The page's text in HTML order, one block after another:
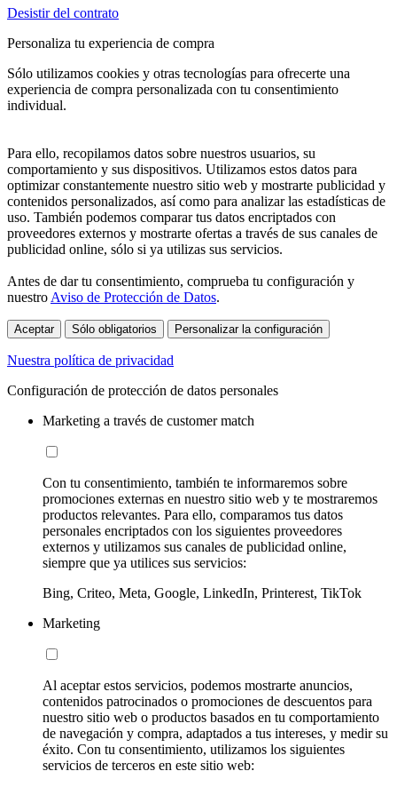
Desistir del contrato
Personaliza tu experiencia de compra
Sólo utilizamos cookies y otras tecnologías para ofrecerte una
experiencia de compra personalizada con tu consentimiento
individual.
Para ello, recopilamos datos sobre nuestros usuarios, su
comportamiento y sus dispositivos. Utilizamos estos datos para
optimizar constantemente nuestro sitio web y mostrarte publicidad y
contenidos personalizados, así como para analizar las estadísticas de
uso. También podemos comparar tus datos encriptados con
proveedores externos y mostrarte ofertas a través de sus canales de
publicidad online, sólo si ya utilizas sus servicios.
Antes de dar tu consentimiento, comprueba tu configuración y
nuestro Aviso de Protección de Datos.
Aceptar Sólo obligatorios Personalizar la configuración
Nuestra política de privacidad
Configuración de protección de datos personales
Marketing a través de customer match
Con tu consentimiento, también te informaremos sobre
promociones externas en nuestro sitio web y te mostraremos
productos relevantes. Para ello, comparamos tus datos
personales encriptados con los siguientes proveedores
externos y utilizamos sus canales de publicidad online,
siempre que ya utilices sus servicios:
Bing, Criteo, Meta, Google, LinkedIn, Printerest, TikTok
Marketing
Al aceptar estos servicios, podemos mostrarte anuncios,
contenidos patrocinados o promociones de descuentos para
nuestro sitio web o productos basados en tu comportamiento
de navegación y compra, adaptados a tus intereses, y medir su
éxito. Con tu consentimiento, utilizamos los siguientes
servicios de terceros en este sitio web: